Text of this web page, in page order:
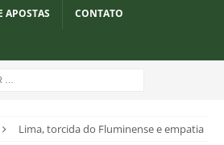
APOSTAS CONTATO
Lima, torcida do Fluminense e empatia